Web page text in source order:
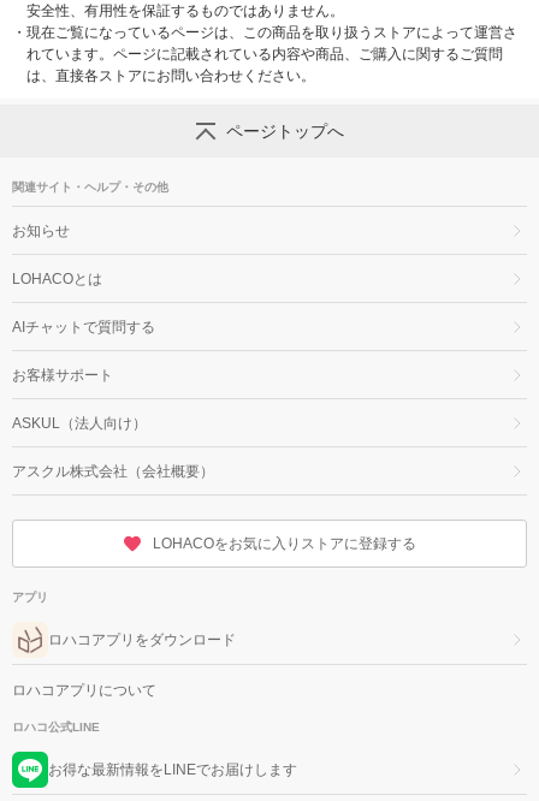
安全性、有用性を保証するものではありません。
・ 現在ご覧になっているページは、この商品を取り扱うストアによって運営さ
れています。ページに記載されている内容や商品、ご購入に関するご質問
は、直接各ストアにお問い合わせください。
ページトップへ
関連サイト・ヘルプ・その他
お知らせ
LOHACOとは
AIチャットで質問する
お客様サポート
ASKUL（法人向け）
アスクル株式会社（会社概要）
LOHACOをお気に入りストアに登録する
アプリ
ロハコアプリをダウンロード
ロハコアプリについて
ロハコ公式LINE
お得な最新情報をLINEでお届けします